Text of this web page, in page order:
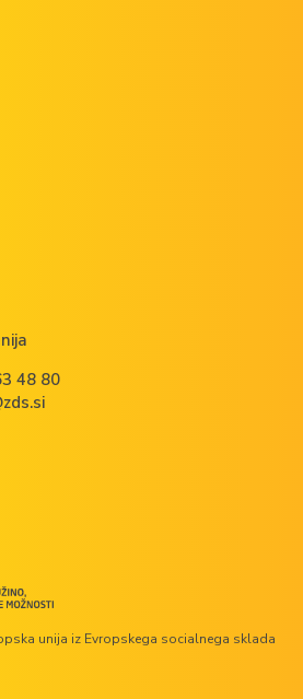
unija iz Evropskega socialnega sklada
48 80